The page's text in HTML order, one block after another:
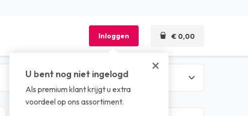
Inloggen
U bent nog niet ingelogd
Als premium klant krijgt u extra
voordeel op ons assortiment.
€ 0,00